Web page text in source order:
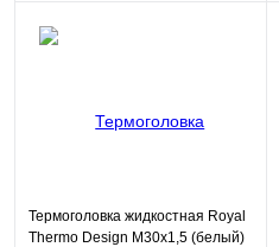
Термоголовка жидкостная Royal
Thermo Design М30х1,5 (белый)